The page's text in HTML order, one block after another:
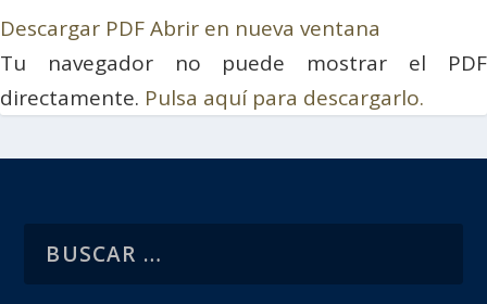
Descargar PDFAbrir en nueva ventana
Tu navegador no puede mostrar el PDF
directamente. Pulsa aquí para descargarlo.